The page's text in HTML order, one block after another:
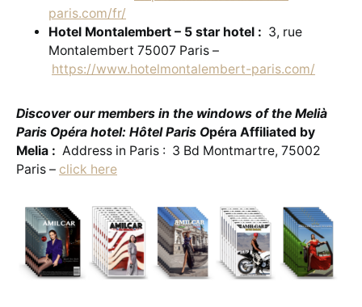
paris.com/fr/
Hotel Montalembert – 5 star hotel : 3, rue
Montalembert 75007 Paris –
https://www.hotelmontalembert-paris.com/
Discover our members in the windows of the Melià
Paris Opéra hotel: Hôtel Paris Opéra Affiliated by
Melia : Address in Paris : 3 Bd Montmartre, 75002
Paris – click here